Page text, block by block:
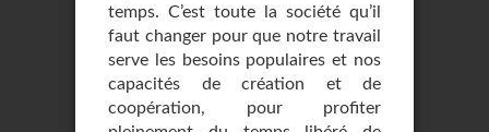
temps. C’est toute la société qu’il
faut changer pour que notre travail
serve les besoins populaires et nos
capacités de création et de
coopération, pour profiter